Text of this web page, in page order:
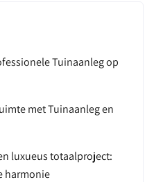
Tuinaanleg op
met Tuinaanleg en
luxueus totaalproject:
harmonie